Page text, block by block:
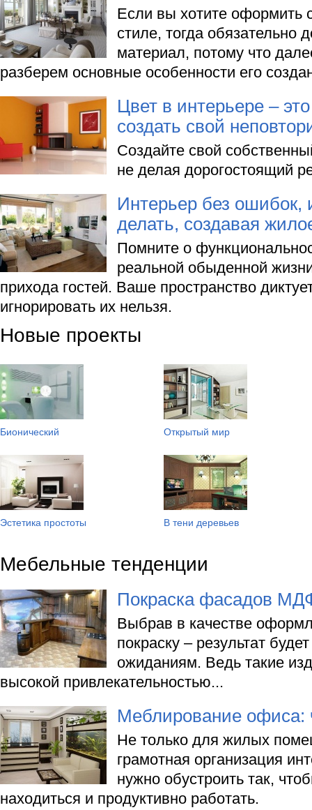
Если вы хотите оформить
стиле, тогда обязательно
материал, потому что
разберем основные особенности его
Цвет в интерьере –
создать свой
Создайте свой
не делая дорогостоящий
Интерьер без ошибок,
делать, создавая
Помните о
реальной обыденной
прихода гостей. Ваше пространство
игнорировать их нельзя.
Новые проекты
Бионический Открытый мир
Эстетика простоты В тени деревьев
Мебельные тенденции
Покраска фасадов
Выбрав в качестве
покраску – результат
ожиданиям. Ведь такие
высокой привлекательностью...
Меблирование офиса:
Не только для жилых
грамотная организация
нужно обустроить так,
находиться и продуктивно работать.